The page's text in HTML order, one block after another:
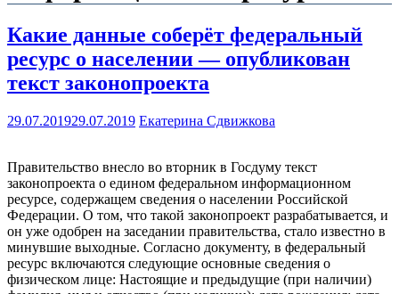
Какие данные соберёт федеральный
ресурс о населении — опубликован
текст законопроекта
29.07.201929.07.2019 Екатерина Сдвижкова
Правительство внесло во вторник в Госдуму текст
законопроекта о едином федеральном информационном
ресурсе, содержащем сведения о населении Российской
Федерации. О том, что такой законопроект разрабатывается, и
он уже одобрен на заседании правительства, стало известно в
минувшие выходные. Согласно документу, в федеральный
ресурс включаются следующие основные сведения о
физическом лице: Настоящие и предыдущие (при наличии)